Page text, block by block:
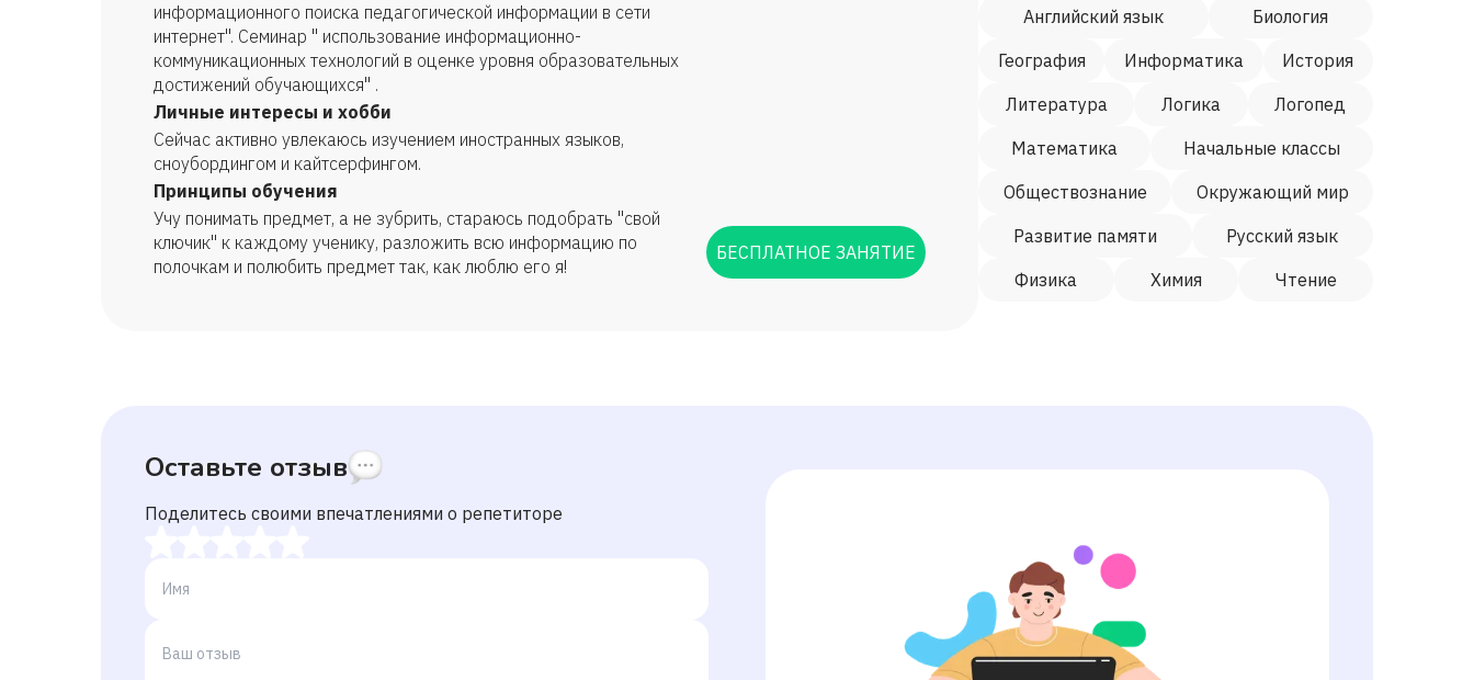
информационного поиска педагогической информации в сети
интернет". Семинар " использование информационно-
коммуникационных технологий в оценке уровня образовательных
достижений обучающихся" .
Личные интересы и хобби
Сейчас активно увлекаюсь изучением иностранных языков,
сноубордингом и кайтсерфингом.
Принципы обучения
Учу понимать предмет, а не зубрить, стараюсь подобрать "свой
ключик" к каждому ученику, разложить всю информацию по
полочкам и полюбить предмет так, как люблю его я!
БЕСПЛАТНОЕ ЗАНЯТИЕ
Английский язык
Биология
География
Информатика
История
Литература
Логика
Логопед
Математика
Начальные классы
Обществознание
Окружающий мир
Развитие памяти
Русский язык
Физика
Химия Чтение
Оставьте отзыв
Поделитесь своими впечатлениями о репетиторе